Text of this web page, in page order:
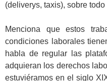
(deliverys, taxis), sobre
Menciona que estos
condiciones laborales
habla de regular las
adquieran los derechos
estuviéramos en el siglo